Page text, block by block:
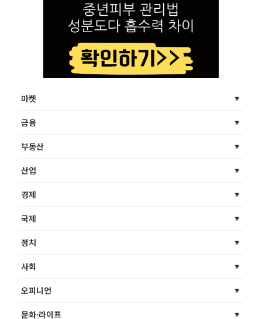
마켓
금융
부동산
산업
경제
국제
정치
사회
오피니언
문화·라이프